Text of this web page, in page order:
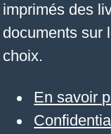
imprimés des
documents sur
choix.
En savoir